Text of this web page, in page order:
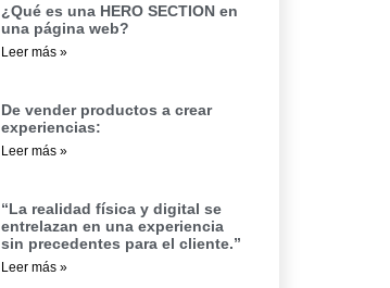
¿Qué es una HERO SECTION en
una página web?
Leer más »
De vender productos a crear
experiencias:
Leer más »
“La realidad física y digital se
entrelazan en una experiencia
sin precedentes para el cliente.”
Leer más »